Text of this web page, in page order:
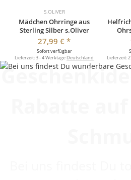
S.OLIVER
Mädchen Ohrringe aus
Sterling Silber s.Oliver
27,99 €*
Sofort verfügbar
Lieferzeit:3 - 4 Werktage Deutschland
Lieferzeit: